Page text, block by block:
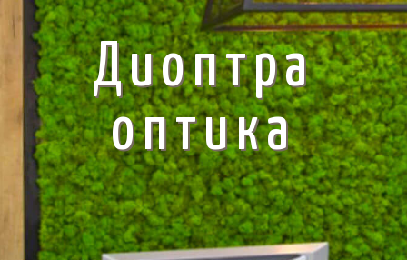
Диоптра
оптика